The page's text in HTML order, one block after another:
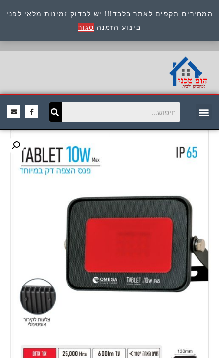
המחירים תקפים לאתר בלבד!!! יש לבדוק זמינות מלאי לפני
ביצוע הזמנה סגור
כתובת : היוזמים 9 אור יהודה שירות לקוחות 054-
8945722